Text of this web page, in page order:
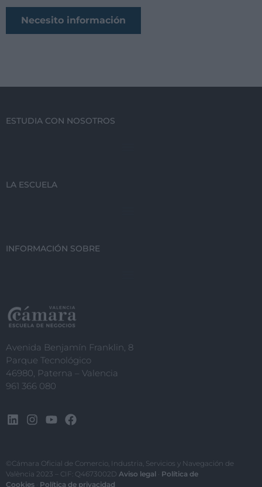
ESTUDIA CON NOSOTROS
LA ESCUELA
INFORMACIÓN SOBRE
Avenida Benjamín Franklin, 8
Parque Tecnológico
46980, Paterna – Valencia
961 366 080
©Cámara Oficial de Comercio, Industria, Servicios y Navegación de
València 2023 – CIF: Q4673002D Aviso legal · Política de
Cookies · Política de privacidad